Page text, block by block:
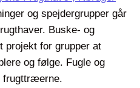
og spejdergrupper går
Buske- og
projekt for grupper at
og følge. Fugle og
frugttræerne.